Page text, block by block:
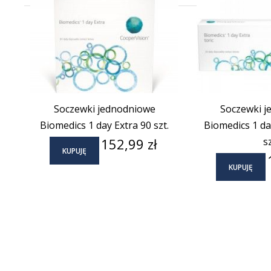
Soczewki jednodniowe
Biomedics 1 day Extra 90 szt.
KUPUJĘ Cena
152,99 zł
Soczewki
Biomedics 1
KUPUJĘ